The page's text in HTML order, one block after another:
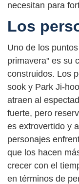
necesitan para
Los
Uno de los
primavera" es su
construidos. Los
sook y Park Ji-
atraen al
fuerte, pero
es extrovertido y
personajes
que los hacen
crecer con el
en términos de